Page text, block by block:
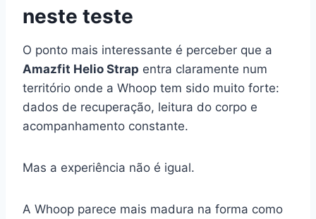
neste teste
O ponto mais interessante é perceber que a
Amazfit Helio Strap entra claramente num
território onde a Whoop tem sido muito forte:
dados de recuperação, leitura do corpo e
acompanhamento constante.
Mas a experiência não é igual.
A Whoop parece mais madura na forma como